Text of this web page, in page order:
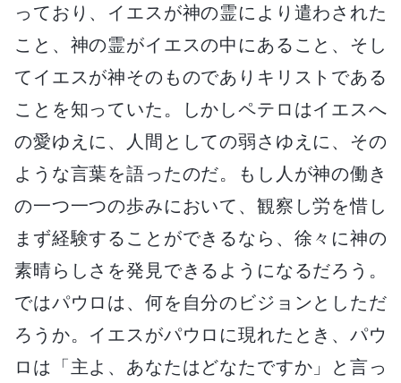
っており、イエスが神の霊により遣わされた
こと、神の霊がイエスの中にあること、そし
てイエスが神そのものでありキリストである
ことを知っていた。しかしペテロはイエスへ
の愛ゆえに、人間としての弱さゆえに、その
ような言葉を語ったのだ。もし人が神の働き
の一つ一つの歩みにおいて、観察し労を惜し
まず経験することができるなら、徐々に神の
素晴らしさを発見できるようになるだろう。
ではパウロは、何を自分のビジョンとしただ
ろうか。イエスがパウロに現れたとき、パウ
ロは「主よ、あなたはどなたですか」と言っ